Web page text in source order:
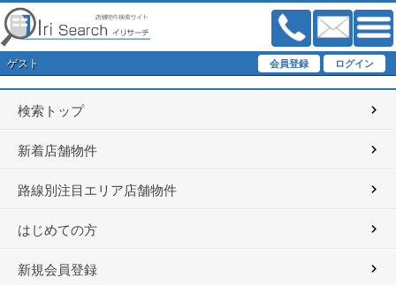
ゲスト
検索トップ
新着店舗物件
路線別注目エリア店舗物件
はじめての方
新規会員登録